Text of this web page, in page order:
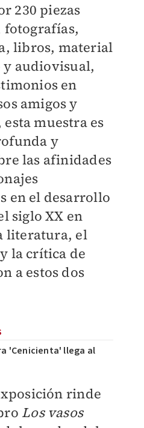
230 piezas
libros, material
audiovisual,
en
amigos y
muestra es
y
las afinidades
en el desarrollo
siglo XX en
literatura, el
la crítica de
a estos dos
'Cenicienta' llega al
rinde
Los vasos